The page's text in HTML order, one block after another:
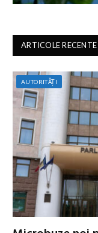
ARTICOLE RECENTE
AUTORITĂȚI